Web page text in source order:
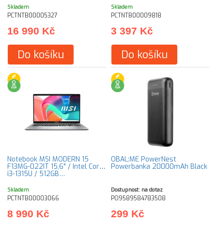
Skladem
PCTNTB00005327
16 990 Kč
Do košíku
Skladem
PCTNTB00009818
3 397 Kč
Do košíku
Notebook MSI MODERN 15
F13MG-022IT 15,6" / Intel Core
i3-1315U / 512GB…
Skladem
PCTNTB00003066
8 990 Kč
OBAL:ME PowerNest
Powerbanka 20000mAh Black
Dostupnost: na dotaz
PO9589584783508
299 Kč